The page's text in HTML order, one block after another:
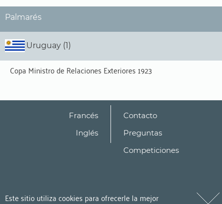
Palmarés
Uruguay (1)
Copa Ministro de Relaciones Exteriores 1923
Francés
Inglés
Contacto
Preguntas
Competiciones
Este sitio utiliza cookies para ofrecerle la mejor